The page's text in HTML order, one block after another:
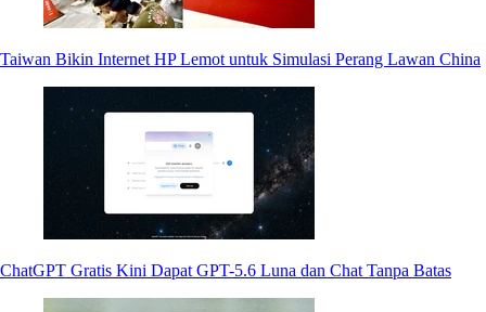
Taiwan Bikin Internet HP Lemot untuk Simulasi Perang Lawan China
ChatGPT Gratis Kini Dapat GPT-5.6 Luna dan Chat Tanpa Batas